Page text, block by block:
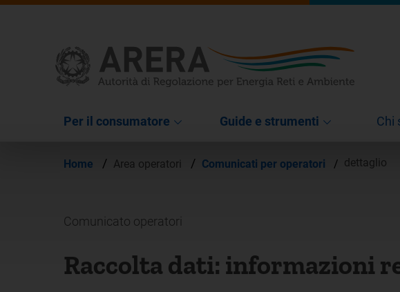
Per il consumatore Guide e strumenti Chi
Home / Area operatori / Comunicati per operatori / dettaglio
Comunicato operatori
Raccolta dati: informazioni